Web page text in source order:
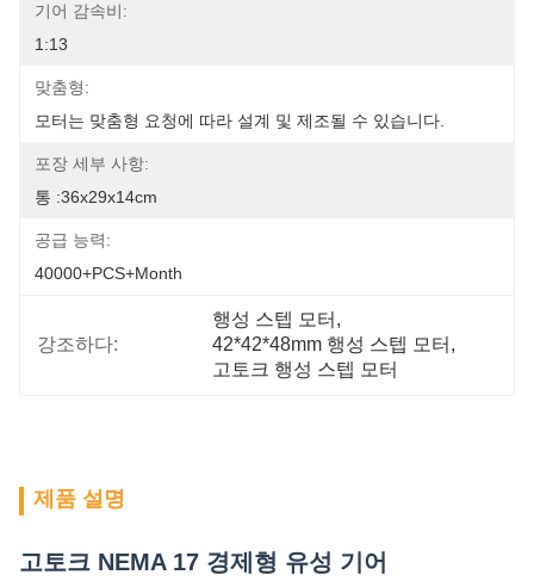
기어 감속비:
1:13
맞춤형:
모터는 맞춤형 요청에 따라 설계 및 제조될 수 있습니다.
포장 세부 사항:
통 :36x29x14cm
공급 능력:
40000+PCS+Month
강조하다:
행성 스텝 모터 ,
42*42*48mm 행성 스텝 모터 ,
고토크 행성 스텝 모터
제품 설명
고토크 NEMA 17 경제형 유성 기어